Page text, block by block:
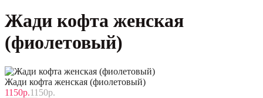
Жади кофта женская
(фиолетовый)
Жади кофта женская (фиолетовый)
1150р.1150р.